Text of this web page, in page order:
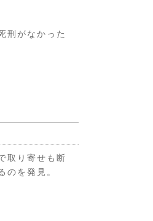
刑がなかった
取り寄せも断
のを発見。